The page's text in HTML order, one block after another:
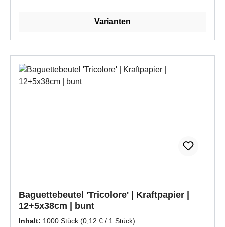
Varianten
Baguettebeutel 'Tricolore' | Kraftpapier |
12+5x38cm | bunt
Inhalt: 1000 Stück (0,12 € / 1 Stück)